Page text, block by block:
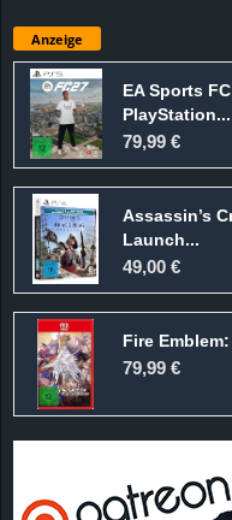
Anzeige
EA Sports
PlayStation...
79,99 €
Assassin’s
Launch...
49,00 €
Fire
79,99 €